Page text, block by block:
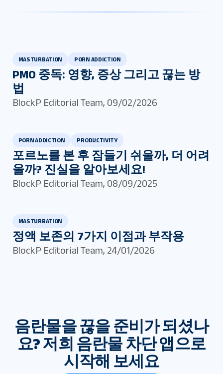
MASTURBATION PORN ADDICTION
PMO 중독: 영향, 증상 그리고 끊는 방
법
BlockP Editorial Team, 09/02/2026
PORN ADDICTION PRODUCTIVITY
포르노를 본 후 잠들기 쉬울까, 더 어려
울까? 진실을 알아보세요!
BlockP Editorial Team, 08/09/2025
MASTURBATION
정액 보존의 7가지 이점과 부작용
BlockP Editorial Team, 24/01/2026
음란물을 끊을 준비가 되셨나
요? 저희 음란물 차단 앱으로
시작해 보세요